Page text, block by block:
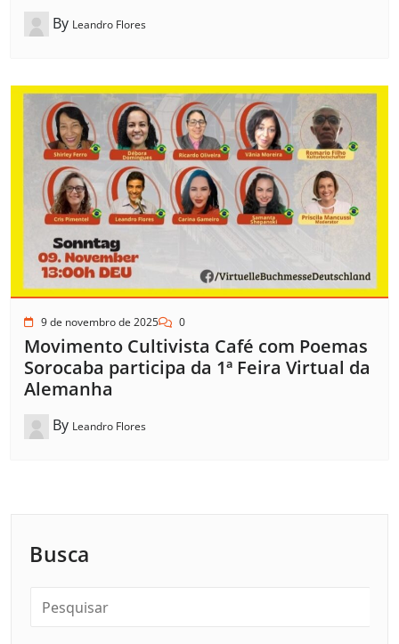
By Leandro Flores
9 de novembro de 2025 0
Movimento Cultivista Café com Poemas
Sorocaba participa da 1ª Feira Virtual da
Alemanha
By Leandro Flores
Busca